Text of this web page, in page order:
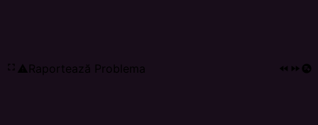
report_problem Raportează Problema fast_rewind fast_forward playlist_add_circle